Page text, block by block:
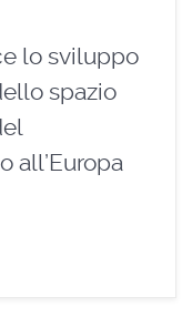
lo sviluppo
spazio
all’Europa